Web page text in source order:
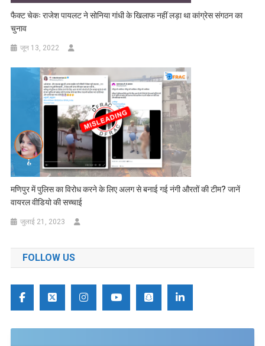
फैक्ट चेकः राजेश पायलट ने सोनिया गांधी के खिलाफ नहीं लड़ा था कांग्रेस संगठन का
चुनाव
जून 13, 2022
मणिपुर में पुलिस का विरोध करने के लिए अलग से बनाई गई नंगी औरतों की टीम? जानें
वायरल वीडियो की सच्चाई
जुलाई 21, 2023
FOLLOW US